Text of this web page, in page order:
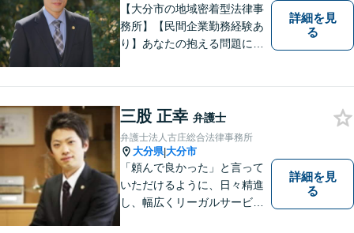
【大分市の地域密着型法律事
務所】【民間企業勤務経験あ
り】あなたの抱える問題に、
もに対応可！お気軽にご相談
ください。【英語対応◎】
詳細を見
る
三股 正幸 弁護士
弁護士法人古庄総合法律事務所
大分県|大分市
「頼んで良かった」と言って
いただけるように、日々精進
し、幅広くリーガルサービス
詳細を見
る